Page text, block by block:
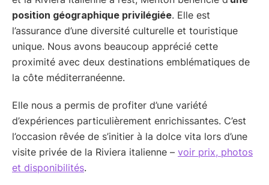
position géographique privilégiée. Elle est
l’assurance d’une diversité culturelle et touristique
unique. Nous avons beaucoup apprécié cette
proximité avec deux destinations emblématiques de
la côte méditerranéenne.
Elle nous a permis de profiter d’une variété
d’expériences particulièrement enrichissantes. C’est
l’occasion rêvée de s’initier à la dolce vita lors d’une
visite privée de la Riviera italienne – voir prix, photos
et disponibilités.